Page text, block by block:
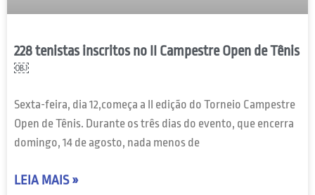
228 tenistas inscritos no II Campestre Open de Tênis
￼
Sexta-feira, dia 12,começa a II edição do Torneio Campestre
Open de Tênis. Durante os três dias do evento, que encerra
domingo, 14 de agosto, nada menos de
LEIA MAIS »